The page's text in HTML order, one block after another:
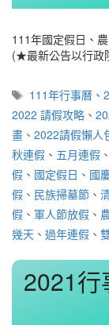
111年國定假日、
(★最新公告以行
標
籤
111年行事曆 、
2022 請假攻略 、
畫 、 2022請假懶人
秋連假 、 五月連假 、
假 、 國定假日 、 國
假 、 民族掃墓節 、
假 、 軍人節放假 、
幾天 、 過年連假 、
2021行